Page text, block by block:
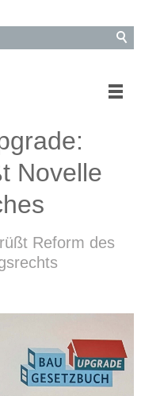
Novelle
Reform des